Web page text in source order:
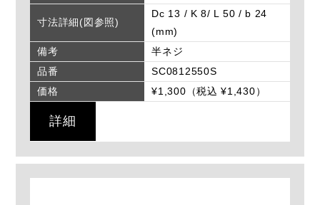
寸法詳細(図参照)
Dc 13 / K 8/ L 50 / b 24
(mm)
備考
半ネジ
品番
SC0812550S
価格
¥1,300（税込 ¥1,430）
詳細